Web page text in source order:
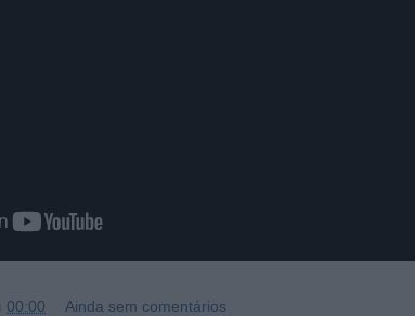
00:00
Ainda sem comentários